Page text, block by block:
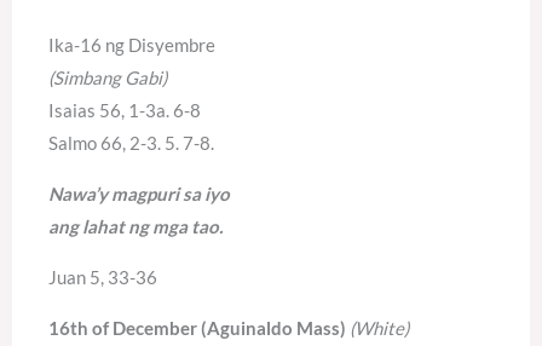
Ika-16 ng Disyembre
(Simbang Gabi)
Isaias 56, 1-3a. 6-8
Salmo 66, 2-3. 5. 7-8.
Nawa’y magpuri sa iyo
ang lahat ng mga tao.
Juan 5, 33-36
16th of December (Aguinaldo Mass) (White)